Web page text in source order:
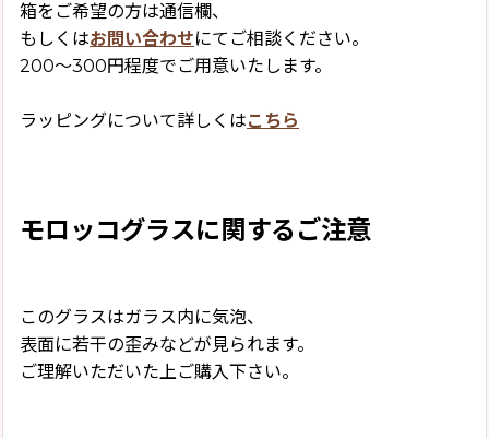
箱をご希望の方は通信欄、
もしくはお問い合わせにてご相談ください。
200〜300円程度でご用意いたします。
ラッピングについて詳しくはこちら
モロッコグラスに関するご注意
このグラスはガラス内に気泡、
表面に若干の歪みなどが見られます。
ご理解いただいた上ご購入下さい。